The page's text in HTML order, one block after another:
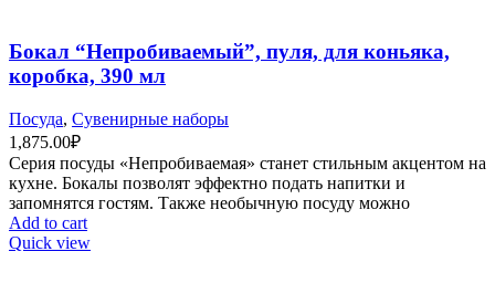
Бокал “Непробиваемый”, пуля, для коньяка,
коробка, 390 мл
Посуда, Сувенирные наборы
1,875.00₽
Серия посуды «Непробиваемая» станет стильным акцентом на
кухне. Бокалы позволят эффектно подать напитки и
запомнятся гостям. Также необычную посуду можно
Add to cart
Quick view